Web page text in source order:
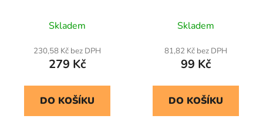
Skladem
230,58 Kč bez DPH
279 Kč
DO KOŠÍKU
Skladem
81,82 Kč bez DPH
99 Kč
DO KOŠÍKU